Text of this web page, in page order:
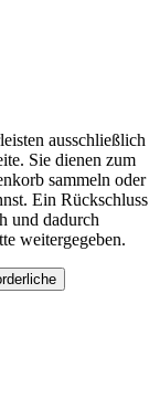
ausschließlich
Sie dienen zum
sammeln oder
Ein Rückschluss
und dadurch
weitergegeben.